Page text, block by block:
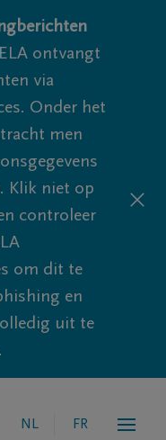
ontvangt
via
Onder het
men
Klik niet op
controleer
om dit te
en
uit te
NL FR